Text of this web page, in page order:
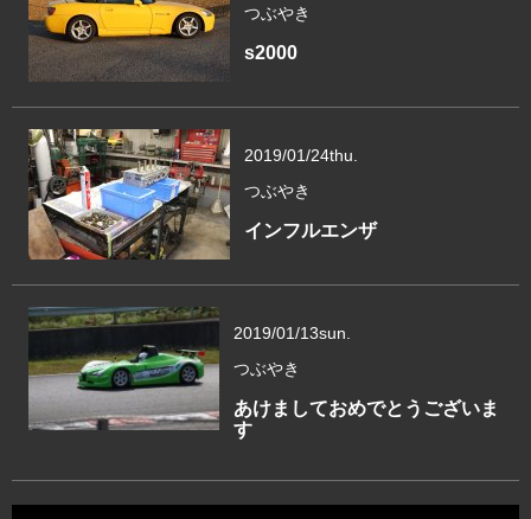
つぶやき
s2000
2019/01/24thu.
つぶやき
インフルエンザ
2019/01/13sun.
つぶやき
あけましておめでとうございま
す